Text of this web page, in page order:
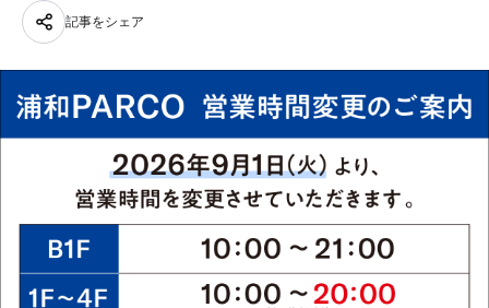
JP
記事をシェア